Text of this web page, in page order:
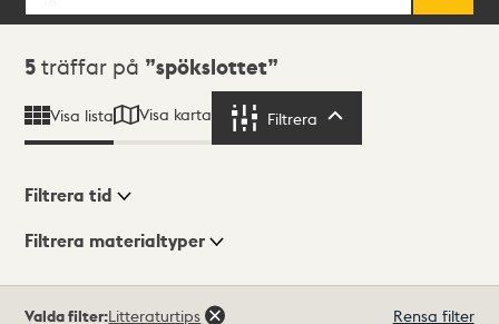
Sökresultat
5 träffar på spökslottet
Visa lista Visa karta Filtrera
Visningsläge
Filtrera tid
Filtrera materialtyper
Valda filter:Litteraturtips Rensa filter